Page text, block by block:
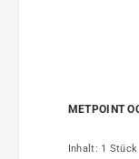
METPOINT
Inhalt: 1 Stück